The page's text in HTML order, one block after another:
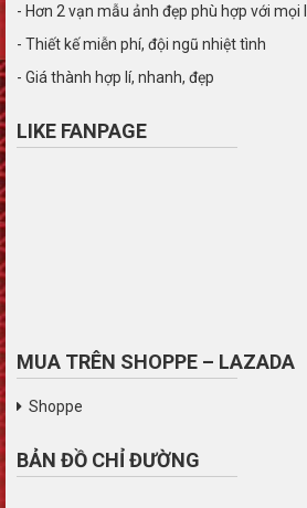
- Hơn 2 vạn mẫu ảnh đẹp phù hợp với mọi
- Thiết kế miễn phí, đội ngũ nhiệt tình
- Giá thành hợp lí, nhanh, đẹp
LIKE FANPAGE
MUA TRÊN SHOPPE – LAZADA
Shoppe
BẢN ĐỒ CHỈ ĐƯỜNG